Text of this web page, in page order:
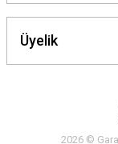
Üyelik
2026 ©